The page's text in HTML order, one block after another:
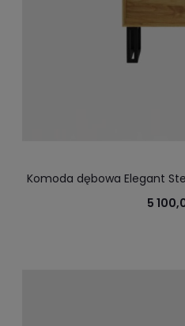
Komoda dębowa Elegant
5